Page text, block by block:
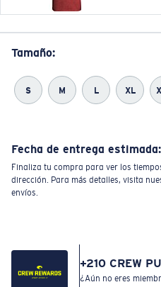
Tamaño:
S M L XL
Fecha de entrega estimada:
Finaliza tu compra para ver los
dirección. Para más detalles, visita
envíos.
+210 CREW
¿Aún no eres